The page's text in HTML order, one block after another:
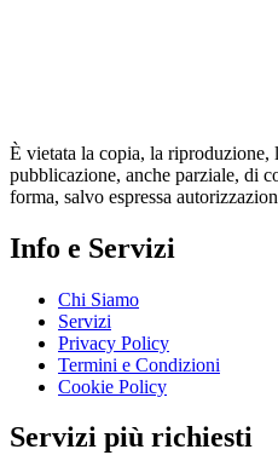
È vietata la copia, la riproduzione,
pubblicazione, anche parziale, di
forma, salvo espressa
Info e Servizi
Chi Siamo
Servizi
Privacy Policy
Termini e Condizioni
Cookie Policy
Servizi più richiesti